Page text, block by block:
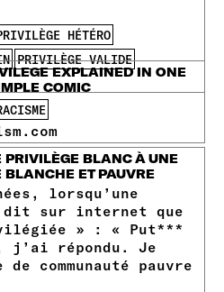
HÉTÉRO
PRIVILÈGE VALIDE
EXPLAINED IN ONE
COMIC
PRIVILÈGE BLANC À UNE
BLANCHE ET PAUVRE
lorsqu’une
dit sur internet que
» : « Put***
j’ai répondu. Je
communauté pauvre